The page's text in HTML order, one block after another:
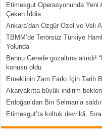
Etimesgut Operasyonunda Yeni
Çeken İddia
Ankara’dan Özgür Özel ve Veli
TBMM’de Terörsüz Türkiye
Yolunda
Bennu Gerede gözaltına
konusu oldu
Emeklinin Zam Farkı İçin Tarih
Akaryakıtta büyük indirim
Erdoğan’dan Bin Selman’a
Etimesgut’ta koltuk devrildi,